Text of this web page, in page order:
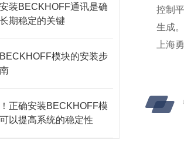
装BECKHOFF通讯是确
期稳定的关键
模块的安装步
正确安装BECKHOFF模
以提高系统的稳定性
控制
生成
上海